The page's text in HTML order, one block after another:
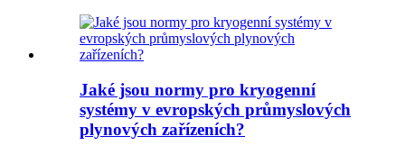
Jaké jsou normy pro kryogenní
systémy v evropských průmyslových
plynových zařízeních?